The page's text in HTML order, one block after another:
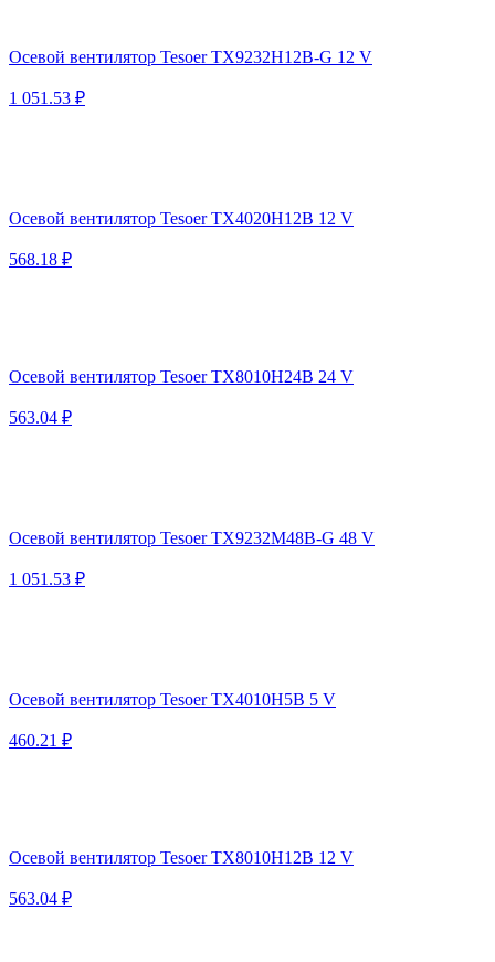
Осевой вентилятор Tesoer TX9232H12B-G 12 V
1 051.53 ₽
Осевой вентилятор Tesoer TX4020H12B 12 V
568.18 ₽
Осевой вентилятор Tesoer TX8010H24B 24 V
563.04 ₽
Осевой вентилятор Tesoer TX9232M48B-G 48 V
1 051.53 ₽
Осевой вентилятор Tesoer TX4010H5B 5 V
460.21 ₽
Осевой вентилятор Tesoer TX8010H12B 12 V
563.04 ₽